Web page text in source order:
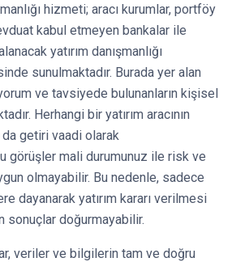
hizmeti; aracı kurumlar, portföy
kabul etmeyen bankalar ile
yatırım danışmanlığı
sunulmaktadır. Burada yer alan
ve tavsiyede bulunanların kişisel
Herhangi bir yatırım aracının
getiri vaadi olarak
görüşler mali durumunuz ile risk ve
olmayabilir. Bu nedenle, sadece
dayanarak yatırım kararı verilmesi
sonuçlar doğurmayabilir.
veriler ve bilgilerin tam ve doğru